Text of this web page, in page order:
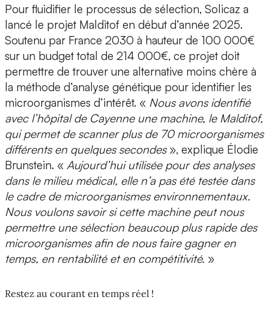
Pour fluidifier le processus de sélection, Solicaz a
lancé le projet Malditof en début d’année 2025.
Soutenu par France 2030 à hauteur de 100 000€
sur un budget total de 214 000€, ce projet doit
permettre de trouver une alternative moins chère à
la méthode d’analyse génétique pour identifier les
microorganismes d’intérêt. « Nous avons identifié
avec l’hôpital de Cayenne une machine, le Malditof,
qui permet de scanner plus de 70 microorganismes
différents en quelques secondes», explique Élodie
Brunstein. « Aujourd’hui utilisée pour des analyses
dans le milieu médical, elle n’a pas été testée dans
le cadre de microorganismes environnementaux.
Nous voulons savoir si cette machine peut nous
permettre une sélection beaucoup plus rapide des
microorganismesafin de nous faire gagner en
temps, en rentabilité et en compétitivité. »
Restez au courant en temps réel !